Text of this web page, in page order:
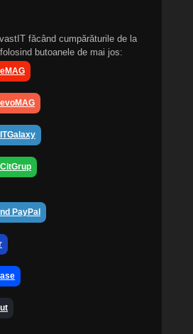
făcând cumpărăturile de la
butoanele de mai jos:
PayPal